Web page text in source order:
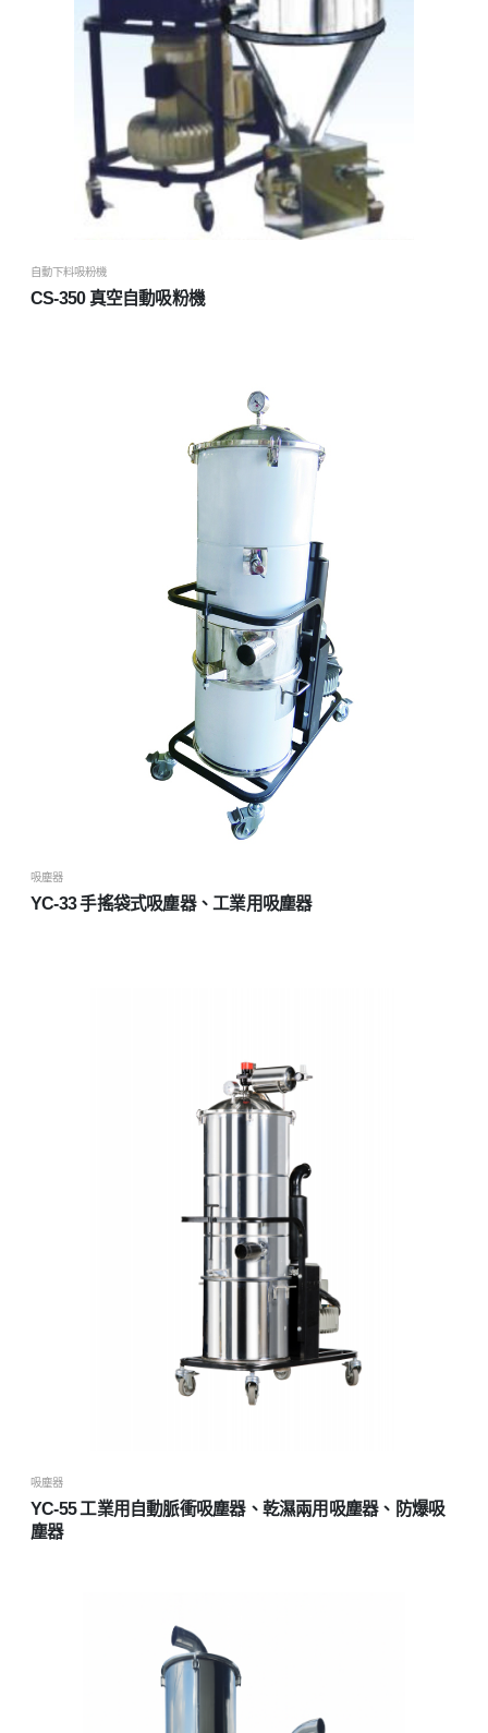
自動下料吸粉機
CS-350 真空自動吸粉機
吸塵器
YC-33 手搖袋式吸塵器、工業用吸塵器
吸塵器
YC-55 工業用自動脈衝吸塵器、乾濕兩用吸塵器、防爆吸
塵器